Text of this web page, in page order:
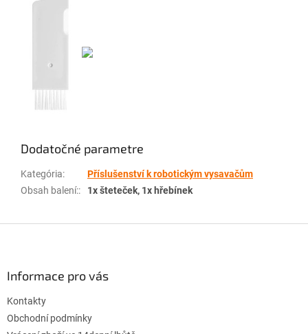
Dodatočné parametre
Kategória:
Příslušenství k robotickým vysavačům
Obsah balení:: 1x šteteček, 1x hřebínek
Informace pro vás
Kontakty
Obchodní podmínky